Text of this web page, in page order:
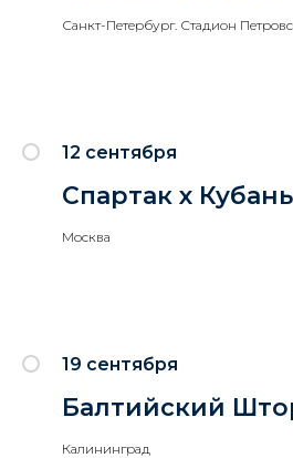
Санкт-Петербург. Стадион
12 сентября
Спартак х Кубань
Москва
19 сентября
Балтийский
Калининград